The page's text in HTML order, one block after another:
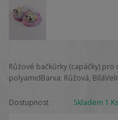
Růžové bačkůrky (capáčky)
polyamidBarva: Růžová,
Dostupnost Skladem 1 Ks